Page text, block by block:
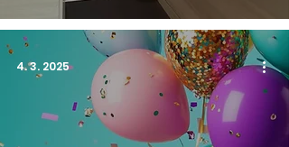
4. 3. 2025